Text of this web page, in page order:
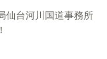
仙台河川国道事務所